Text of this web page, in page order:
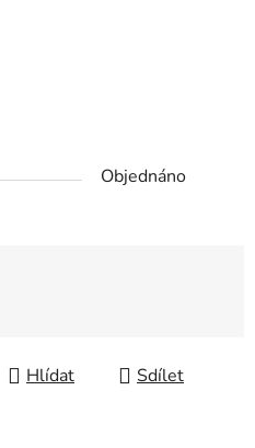
Objednáno
Hlídat Sdílet